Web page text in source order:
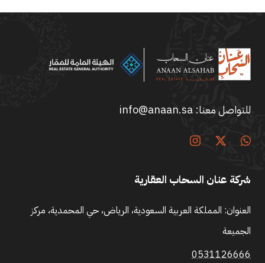
للتواصل معنا: info@anaan.sa
شركة عنان السحاب العقارية
العنوان: المملكة العربية السعودية، الرياض، حي المحمدية، مركز
الجميعة
0531126666